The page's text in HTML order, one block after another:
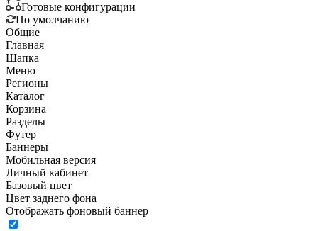
Готовые конфигурации
По умолчанию
Общие
Главная
Шапка
Меню
Регионы
Каталог
Корзина
Разделы
Футер
Баннеры
Мобильная версия
Личный кабинет
Базовый цвет
Цвет заднего фона
Отображать фоновый баннер